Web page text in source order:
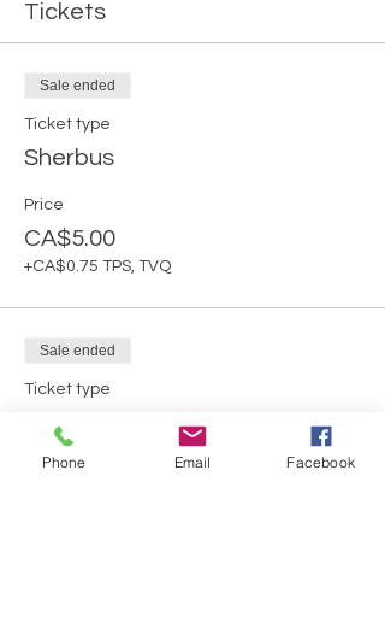
Tickets
Sale ended
Ticket type
Sherbus
Price
CA$5.00
+CA$0.75 TPS, TVQ
Sale ended
Ticket type
Moins de 16 ans
More info
Phone Email Facebook